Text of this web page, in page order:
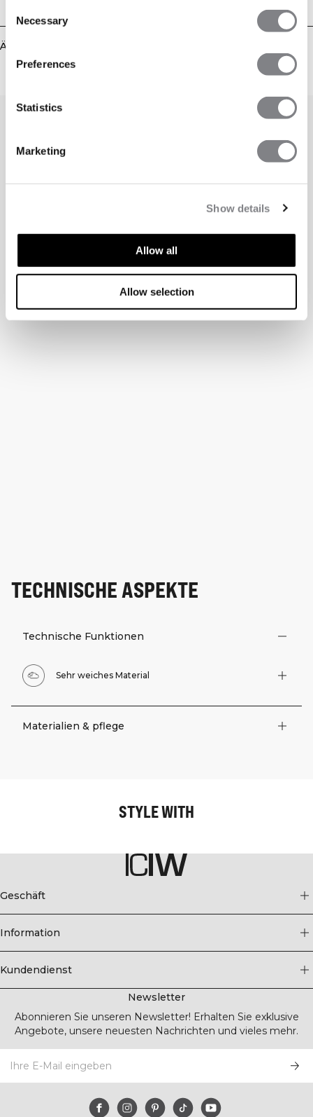
Selection
Necessary
Preferences
Statistics
Marketing
Show details
Allow all
Allow selection
Ähnliche Produkte
TECHNISCHE ASPEKTE
Technische Funktionen
Sehr weiches Material
Materialien & pflege
STYLE WITH
Geschäft
Information
Kundendienst
Newsletter
Abonnieren Sie unseren Newsletter! Erhalten Sie exklusive
Angebote, unsere neuesten Nachrichten und vieles mehr.